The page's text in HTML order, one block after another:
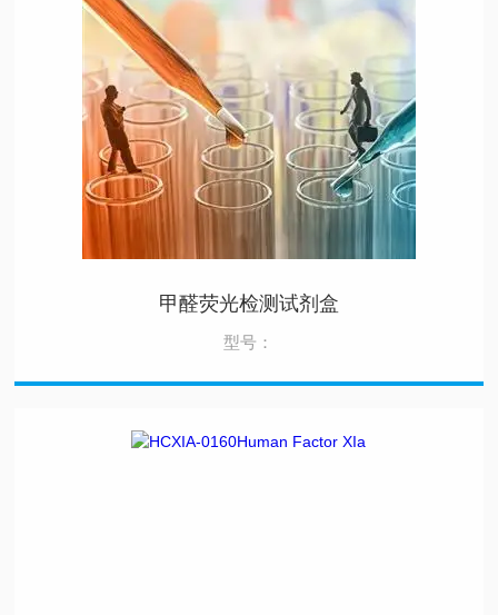
甲醛荧光检测试剂盒
型号：